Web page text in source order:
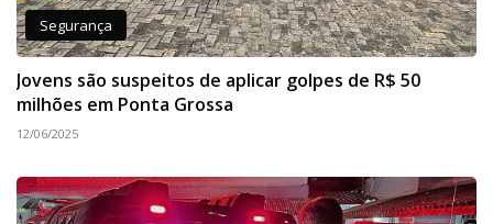
Segurança
Jovens são suspeitos de aplicar golpes de R$ 50
milhões em Ponta Grossa
12/06/2025